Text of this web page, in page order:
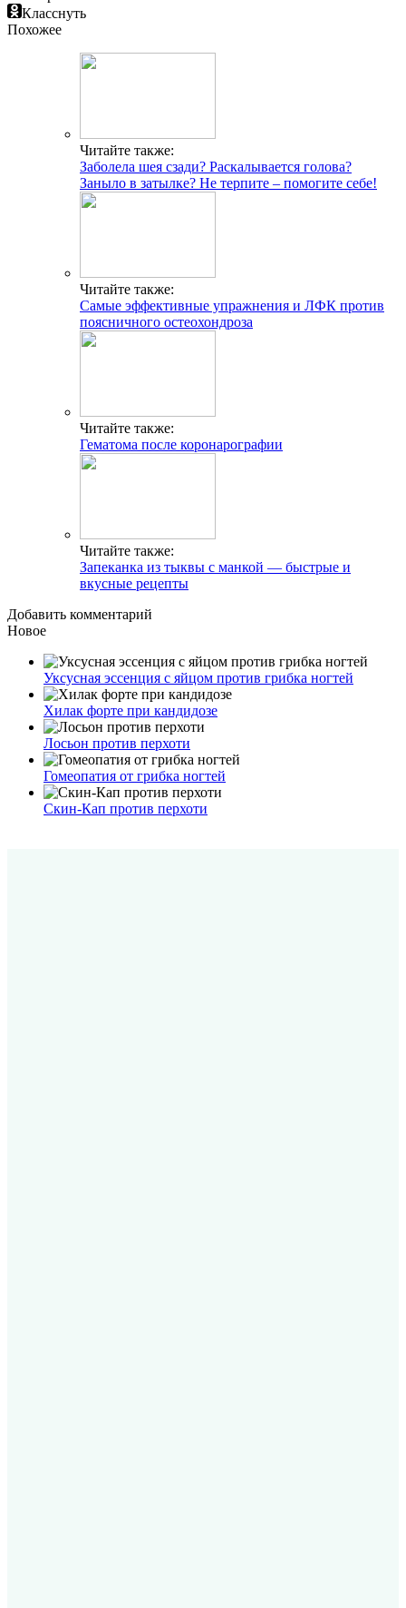
Класснуть
Похожее
Читайте также:
Заболела шея сзади? Раскалывается голова?
Заныло в затылке? Не терпите – помогите себе!
Читайте также:
Самые эффективные упражнения и ЛФК против
поясничного остеохондроза
Читайте также:
Гематома после коронарографии
Читайте также:
Запеканка из тыквы с манкой — быстрые и
вкусные рецепты
Добавить комментарий
Новое
Уксусная эссенция с яйцом против грибка ногтей
Хилак форте при кандидозе
Лосьон против перхоти
Гомеопатия от грибка ногтей
Скин-Кап против перхоти